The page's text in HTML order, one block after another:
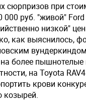
сюрпризов при
000 руб. "живой"
низкой"
как выяснилось,
более
на Toyota
крови
козырей.